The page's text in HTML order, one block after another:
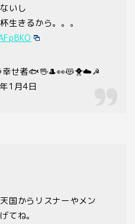
いし
生きるから。。。
幸せ者🐟🖖🎩👀😻🐥☁️☭
1月4日
国からリスナーやメン
てね。